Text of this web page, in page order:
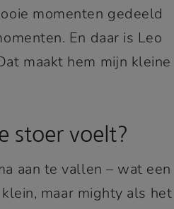
momenten gedeeld
En daar is Leo
maakt hem mijn kleine
stoer voelt?
aan te vallen – wat een
maar mighty als het